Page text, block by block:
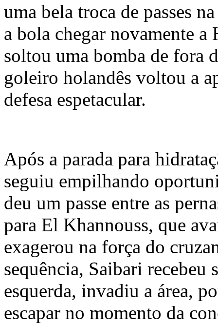
uma bela troca de passes
a bola chegar novamente
soltou uma bomba de fora
goleiro holandês voltou a
defesa espetacular.
Após a parada para
seguiu empilhando
deu um passe entre as
para El Khannouss, que
exagerou na força do
sequência, Saibari recebeu
esquerda, invadiu a área,
escapar no momento da